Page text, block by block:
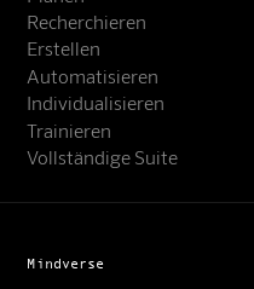
Recherchieren
Erstellen
Automatisieren
Individualisieren
Trainieren
Vollständige Suite
Mindverse